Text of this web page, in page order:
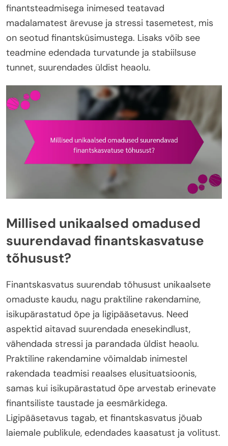
finantsteadmisega inimesed teatavad
madalamatest ärevuse ja stressi tasemetest, mis
on seotud finantsküsimustega. Lisaks võib see
teadmine edendada turvatunde ja stabiilsuse
tunnet, suurendades üldist heaolu.
Millised unikaalsed omadused
suurendavad finantskasvatuse
tõhusust?
Finantskasvatus suurendab tõhusust unikaalsete
omaduste kaudu, nagu praktiline rakendamine,
isikupärastatud õpe ja ligipääsetavus. Need
aspektid aitavad suurendada enesekindlust,
vähendada stressi ja parandada üldist heaolu.
Praktiline rakendamine võimaldab inimestel
rakendada teadmisi reaalses elusituatsioonis,
samas kui isikupärastatud õpe arvestab erinevate
finantsiliste taustade ja eesmärkidega.
Ligipääsetavus tagab, et finantskasvatus jõuab
laiemale publikule, edendades kaasatust ja volitust.